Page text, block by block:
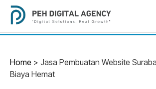
Home > Jasa Pembuatan Website
Biaya Hemat